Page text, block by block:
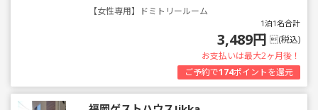
【女性専用】ドミトリールーム
1泊1名合計
3,489円 (税込)
お支払いは最大2ヶ月後！
ご予約で174ポイントを還元